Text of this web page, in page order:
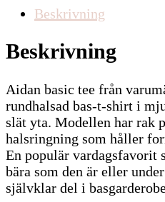
Beskrivning
Beskrivning
Aidan basic tee från
rundhalsad bas-t-shirt i
slät yta. Modellen har rak
halsringning som håller
En populär vardagsfavorit
bära som den är eller
självklar del i